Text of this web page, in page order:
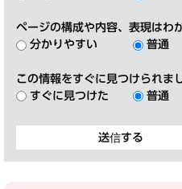
ページの構成や内容、表現はわ
分かりやすい
普通
この情報をすぐに見つけられま
すぐに見つけた
普通